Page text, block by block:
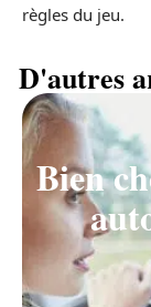
règles du jeu.
D'autres
Bien